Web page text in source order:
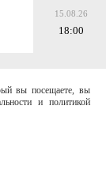
15.08.26
18:00
вы посещаете, вы
и политикой